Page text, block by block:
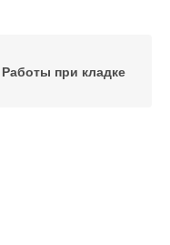
Работы при кладке